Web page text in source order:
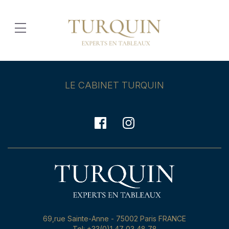
LE CABINET TURQUIN
69,rue Sainte-Anne - 75002 Paris FRANCE